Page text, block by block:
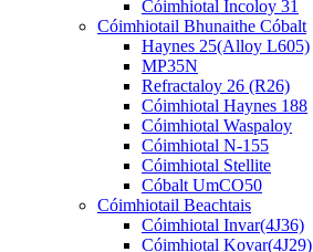
Cóimhiotal Incoloy 31
Cóimhiotail Bhunaithe Cóbalt
Haynes 25(Alloy L605)
MP35N
Refractaloy 26 (R26)
Cóimhiotal Haynes 188
Cóimhiotal Waspaloy
Cóimhiotal N-155
Cóimhiotal Stellite
Cóbalt UmCO50
Cóimhiotail Beachtais
Cóimhiotal Invar(4J36)
Cóimhiotal Kovar(4J29)